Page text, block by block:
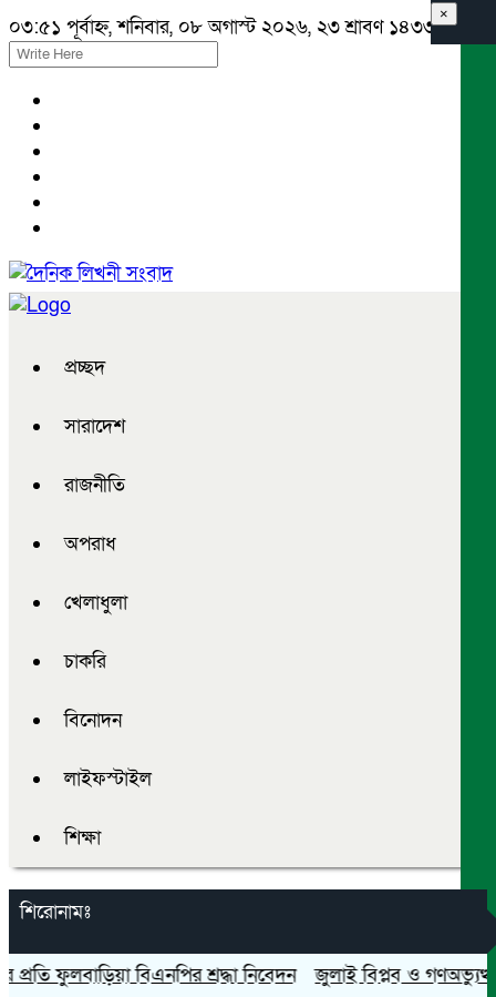
০৩:৫১ পূর্বাহ্ন, শনিবার, ০৮ অগাস্ট ২০২৬, ২৩ শ্রাবণ ১৪৩৩ বঙ্গাব্দ
প্রচ্ছদ
সারাদেশ
রাজনীতি
অপরাধ
খেলাধুলা
চাকরি
বিনোদন
লাইফস্টাইল
শিক্ষা
শিরোনামঃ
বিএনপির শ্রদ্ধা নিবেদন জুলাই বিপ্লব ও গণঅভ্যুত্থান
×